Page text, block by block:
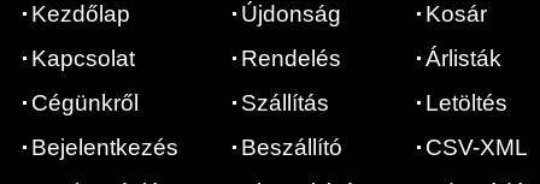
Kezdőlap
Kapcsolat
Cégünkről
Bejelentkezés
Újdonság
Rendelés
Szállítás
Beszállító
Kosár
Árlisták
Letöltés
CSV-XML